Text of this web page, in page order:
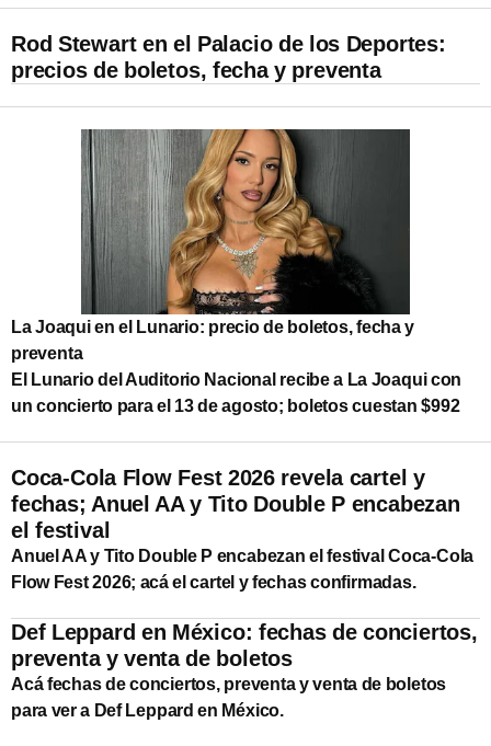
Rod Stewart en el Palacio de los Deportes:
precios de boletos, fecha y preventa
La Joaqui en el Lunario: precio de boletos, fecha y
preventa
El Lunario del Auditorio Nacional recibe a La Joaqui con
un concierto para el 13 de agosto; boletos cuestan $992
Coca-Cola Flow Fest 2026 revela cartel y
fechas; Anuel AA y Tito Double P encabezan
el festival
Anuel AA y Tito Double P encabezan el festival Coca-Cola
Flow Fest 2026; acá el cartel y fechas confirmadas.
Def Leppard en México: fechas de conciertos,
preventa y venta de boletos
Acá fechas de conciertos, preventa y venta de boletos
para ver a Def Leppard en México.